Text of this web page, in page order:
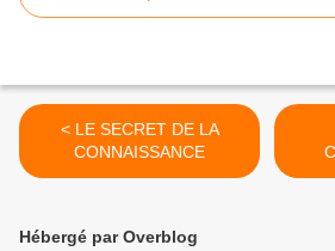
< LE SECRET DE LA
CONNAISSANCE
Hébergé par Overblog